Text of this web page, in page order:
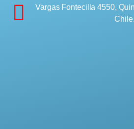
Vargas Fontecilla 4550,
Chile.